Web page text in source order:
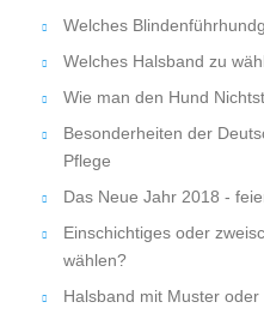
Welches
Welches Halsband zu
Wie man den Hund
Besonderheiten der
Pflege
Das Neue Jahr 2018 -
Einschichtiges oder
wählen?
Halsband mit Muster